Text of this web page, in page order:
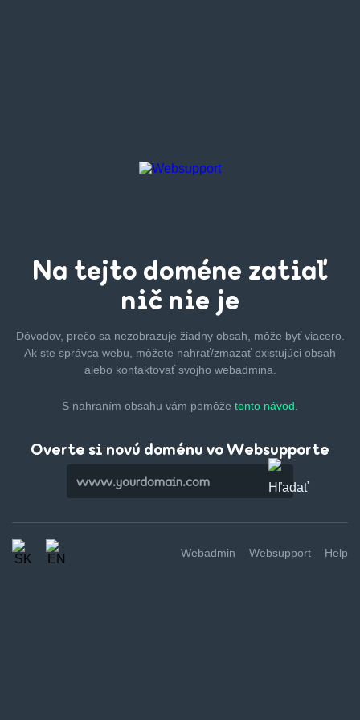
Na tejto doméne zatiaľ
nič nie je
Dôvodov, prečo sa nezobrazuje žiadny obsah, môže byťviacero.
Ak ste správca webu, môžete nahrať/zmazaťexistujúci obsah
alebo kontaktovať svojho webadmina.
S nahraním obsahu vám pomôže tento návod.
Overte si novú doménu vo Websupporte
Webadmin Websupport Help